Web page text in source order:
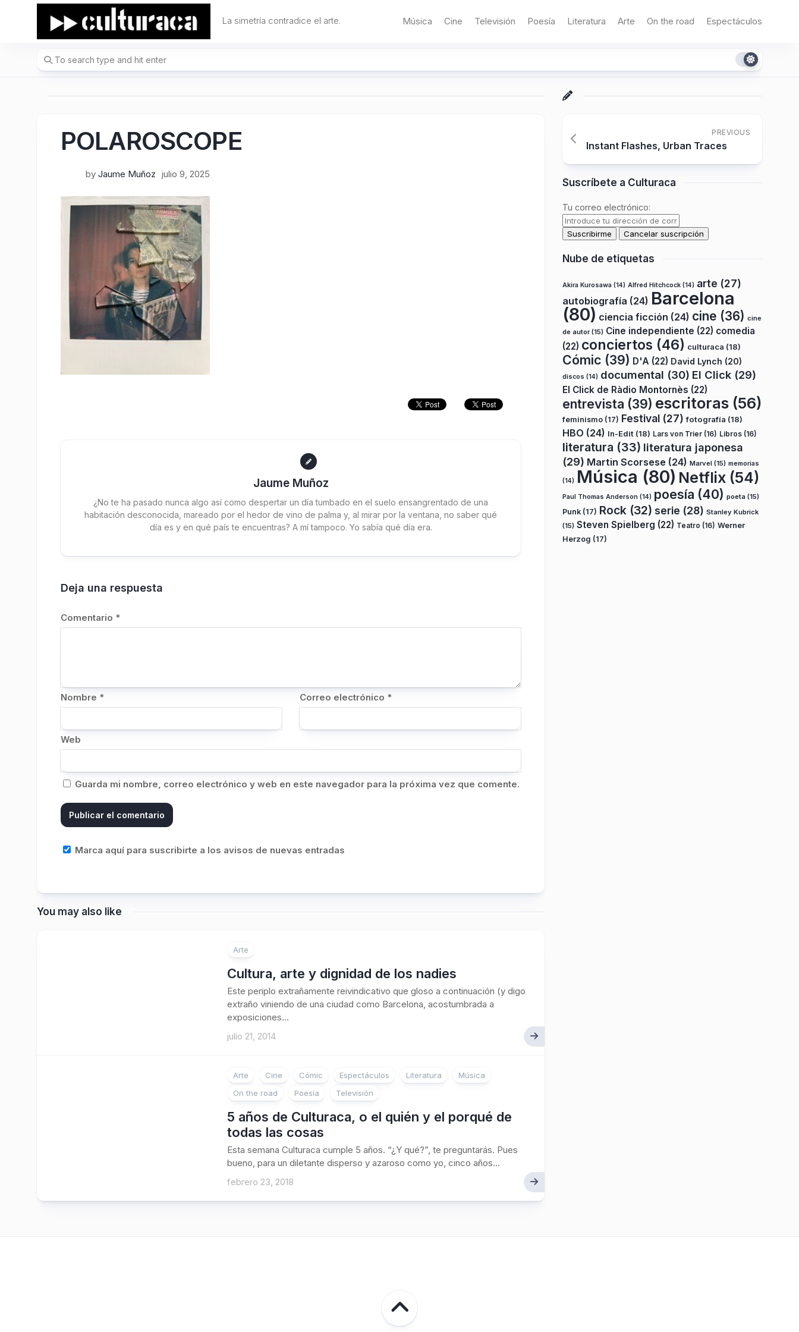
La simetría contradice el arte. Música Cine Televisión Poesía Literatura Arte On the road Espectáculos
POLAROSCOPE
by Jaume Muñoz julio 9, 2025
Jaume Muñoz
¿No te ha pasado nunca algo así como despertar un día tumbado en el suelo ensangrentado de una
habitación desconocida, mareado por el hedor de vino de palma y, al mirar por la ventana, no saber qué
día es y en qué país te encuentras? A mí tampoco. Yo sabía qué día era.
Deja una respuesta
Comentario *
Nombre * Correo electrónico *
Web
Guarda mi nombre, correo electrónico y web en este navegador para la próxima vez que comente.
Marca aquí para suscribirte a los avisos de nuevas entradas
You may also like
Arte
Cultura, arte y dignidad de los nadies
Este periplo extrañamente reivindicativo que gloso a continuación (y digo
extraño viniendo de una ciudad como Barcelona, acostumbrada a
exposiciones...
julio 21, 2014
Arte Cine Cómic Espectáculos Literatura
Música
On the road
Poesía Televisión
5 años de Culturaca, o el quién y el porqué de
todas las cosas
Esta semana Culturaca cumple 5 años. “¿Y qué?”, te preguntarás. Pues
bueno, para un diletante disperso y azaroso como yo, cinco años...
febrero 23, 2018
PREVIOUS
Instant Flashes, Urban Traces
Suscríbete a Culturaca
Tu correo electrónico:
Nube de etiquetas
Akira Kurosawa (14) Alfred Hitchcock (14) arte (27)
autobiografía (24) Barcelona
(80) ciencia ficción (24) cine (36) cine
de autor(15) Cine independiente (22) comedia
(22) conciertos (46) culturaca (18)
Cómic (39) D'A (22) David Lynch (20)
discos (14) documental (30) El Click (29)
El Click de Ràdio Montornès (22)
entrevista (39) escritoras (56)
feminismo (17) Festival (27) fotografía (18)
HBO (24) In-Edit (18) Lars von Trier (16) Libros (16)
literatura (33) literatura japonesa
(29) Martin Scorsese (24) Marvel (15) memorias
(14) Música (80) Netflix (54)
Paul Thomas Anderson (14) poesía (40) poeta (15)
Punk (17) Rock (32) serie (28) Stanley Kubrick
(15) Steven Spielberg (22) Teatro (16) Werner
Herzog (17)